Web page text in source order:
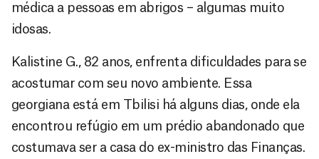
médica a pessoas em abrigos – algumas muito
idosas.
Kalistine G., 82 anos, enfrenta dificuldades para se
acostumar com seu novo ambiente. Essa
georgiana está em Tbilisi há alguns dias, onde ela
encontrou refúgio em um prédio abandonado que
costumava ser a casa do ex-ministro das Finanças.